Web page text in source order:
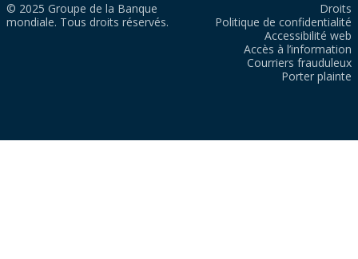
© 2025 Groupe de la Banque
mondiale. Tous droits réservés.
Droits
Politique de confidentialité
Accessibilité web
Accès à l’information
Courriers frauduleux
Porter plainte